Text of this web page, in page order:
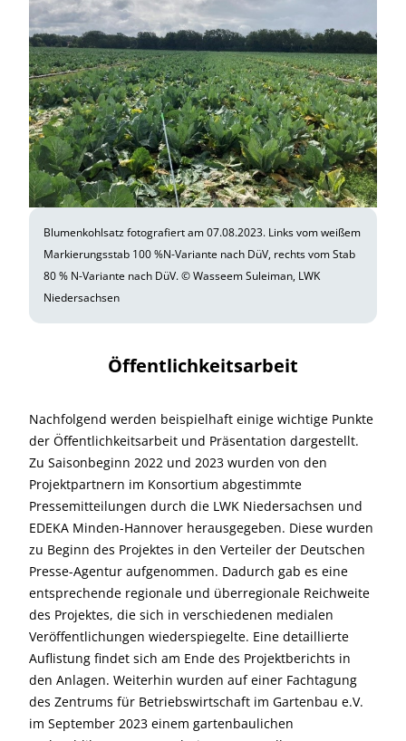
Blumenkohlsatz fotografiert am 07.08.2023. Links vom weißem
Markierungsstab 100 %N-Variante nach DüV, rechts vom Stab
80 % N-Variante nach DüV. © Wasseem Suleiman, LWK
Niedersachsen
Öffentlichkeitsarbeit
Nachfolgend werden beispielhaft einige wichtige Punkte
der Öffentlichkeitsarbeit und Präsentation dargestellt.
Zu Saisonbeginn 2022 und 2023 wurden von den
Projektpartnern im Konsortium abgestimmte
Pressemitteilungen durch die LWK Niedersachsen und
EDEKA Minden-Hannover herausgegeben. Diese wurden
zu Beginn des Projektes in den Verteiler der Deutschen
Presse-Agentur aufgenommen. Dadurch gab es eine
entsprechende regionale und überregionale Reichweite
des Projektes, die sich in verschiedenen medialen
Veröffentlichungen wiederspiegelte. Eine detaillierte
Auflistung findet sich am Ende des Projektberichts in
den Anlagen. Weiterhin wurden auf einer Fachtagung
des Zentrums für Betriebswirtschaft im Gartenbau e.V.
im September 2023 einem gartenbaulichen